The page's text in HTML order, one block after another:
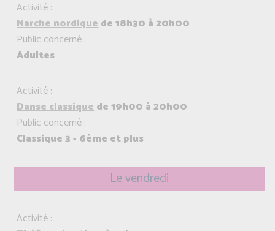
Activité :
Marche nordiquede 18h30 à 20h00
Public concerné :
Adultes
Activité :
Danse classiquede 19h00 à 20h00
Public concerné :
Classique 3 - 6ème et plus
Le vendredi
Activité :